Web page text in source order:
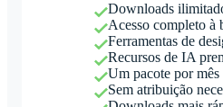
Downloads
Acesso completo à
Ferramentas de
Recursos de IA
Um pacote por mês
Sem atribuição